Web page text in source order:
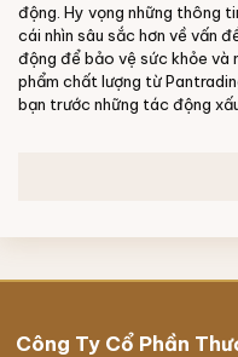
động. Hy vọng những thông
cái nhìn sâu sắc hơn về vấn
động để bảo vệ sức khỏe và
phẩm chất lượng từ
bạn trước những tác động
Công Ty Cổ Phần